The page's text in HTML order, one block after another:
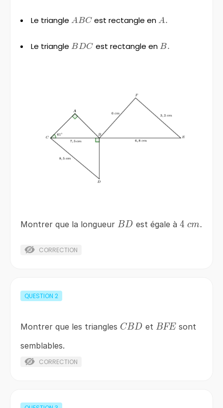
Le triangle ABC
ABC est rectangle enA.
A.
Le triangle BDC
BDC est rectangle enB.
B.
Montrer que la longueur BD
BD est égale à 4\;cm.
4 cm.
CORRECTION
QUESTION 2
Montrer que les triangles CBD
CBD et BFE
BFEsont
semblables.
CORRECTION